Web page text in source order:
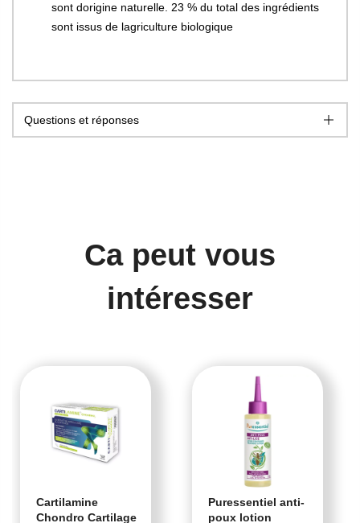
sont dorigine naturelle. 23 % du total des ingrédients
sont issus de lagriculture biologique
Questions et réponses
Ca peut vous
intéresser
Cartilamine
Chondro Cartilage
Puressentiel anti-
poux lotion